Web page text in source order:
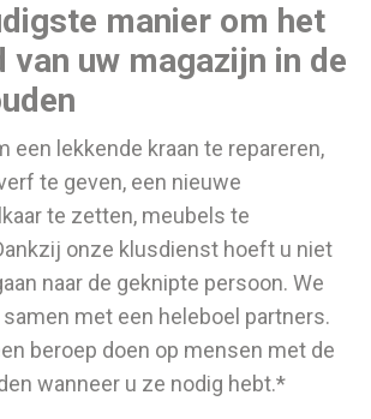
manier om het
van uw magazijn in de
een lekkende kraan te repareren,
te geven, een nieuwe
te zetten, meubels te
onze klusdienst hoeft u niet
naar de geknipte persoon. We
met een heleboel partners.
beroep doen op mensen met de
wanneer u ze nodig hebt.*